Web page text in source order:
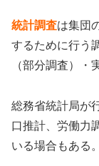
統計調査は集団
するために行う
（部分調査）・
総務省統計局が
口推計、労働力
いる場合もある。